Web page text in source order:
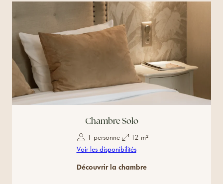
Chambre Solo
1 personne
12 m²
Voir les disponibilités
Découvrir la chambre